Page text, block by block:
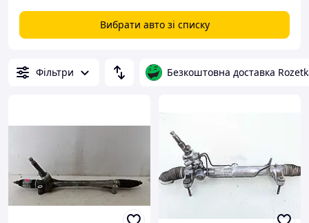
Вибрати авто зі списку
Фільтри Безкоштовна доставка